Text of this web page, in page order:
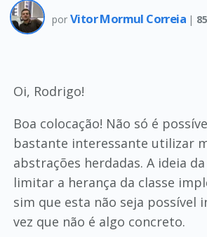
por Vitor Mormul Correia |
Oi, Rodrigo!
Boa colocação! Não só é
bastante interessante utilizar
abstrações herdadas. A ideia
limitar a herança da classe
sim que esta não seja possível
vez que não é algo concreto.